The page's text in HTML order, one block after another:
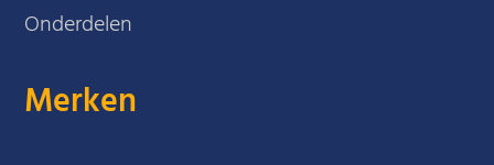
Onderdelen
Merken